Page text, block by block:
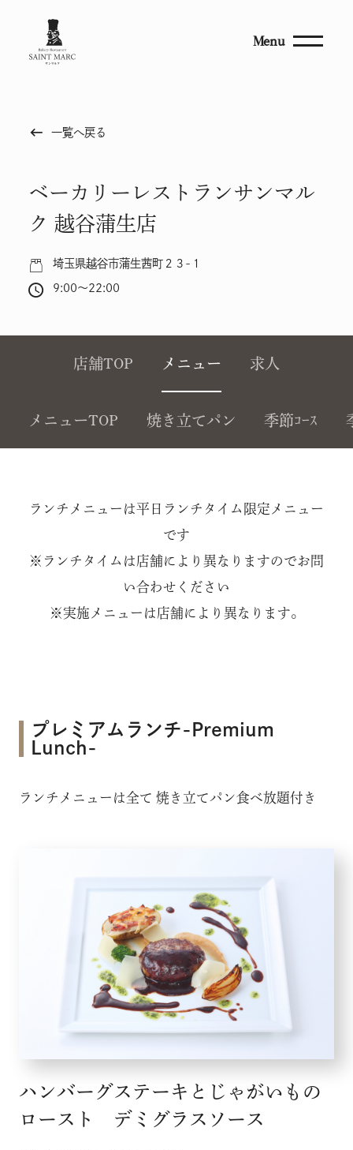
Menu
keyboard_backspace 一覧へ戻る
ベーカリーレストランサンマル
ク 越谷蒲生店
埼玉県越谷市蒲生茜町２３-１
9:00～22:00
店舗TOP メニュー 求人
メニューTOP 焼き立てパン 季節ｺｰｽ
ランチメニューは平日ランチタイム限定メニュー
です
※ランチタイムは店舗により異なりますのでお問
い合わせください
※実施メニューは店舗により異なります。
プレミアムランチ-Premium
Lunch-
ランチメニューは全て 焼き立てパン食べ放題付き
ハンバーグステーキとじゃがいもの
ロースト デミグラスソース